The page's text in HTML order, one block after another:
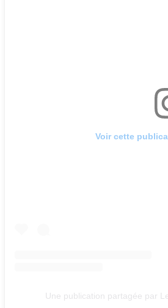
Voir cette
Une publication partagée par